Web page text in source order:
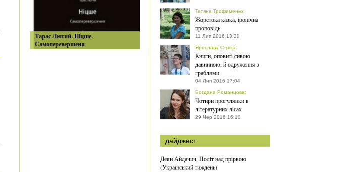
Тарас Лютий. Ніцше.
Самоперевершеня
Тетяна Трофименко:
Жорстока казка, іронічна
проповідь
11 Лип 2016 13:30
Ярослава Стріха:
Книги, оповиті сивою
давниною, й одруження з
граблями
04 Лип 2016 17:04
Богдана Романцова:
Чотири прогулянки в
літературних лісах
29 Чер 2016 16:10
дайджест
Деян Айдачич. Політ над прірвою
(Український тиждень)